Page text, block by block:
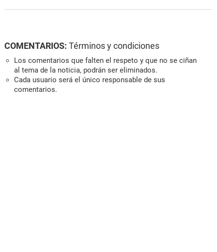
COMENTARIOS: Términos y condiciones
Los comentarios que falten el respeto y que no se ciñan
al tema de la noticia, podrán ser eliminados.
Cada usuario será el único responsable de sus
comentarios.